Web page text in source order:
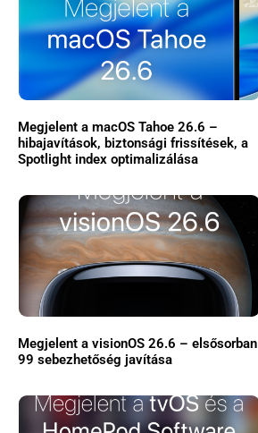
Megjelent a macOS Tahoe 26.6 –
hibajavítások, biztonsági frissítések, a
Spotlight index optimalizálása
Megjelent a visionOS 26.6 – elsősorban
99 sebezhetőség javítása